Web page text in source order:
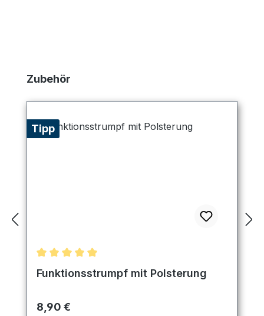
Produktgalerie überspringen
Zubehör
Tipp
Durchschnittliche Bewertung von 5 von 5 Sternen
Funktionsstrumpf mit Polsterung
Regulärer Preis:
8,90 €